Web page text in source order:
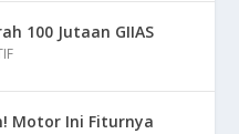
100 Jutaan GIIAS
Motor Ini Fiturnya